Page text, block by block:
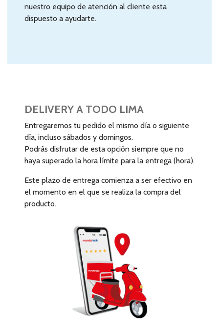
nuestro equipo de atención al cliente esta
dispuesto a ayudarte.
DELIVERY A TODO LIMA
Entregaremos tu pedido el mismo día o siguiente
día, incluso sábados y domingos.
Podrás disfrutar de esta opción siempre que no
haya superado la hora límite para la entrega (hora).
Este plazo de entrega comienza a ser efectivo en
el momento en el que se realiza la compra del
producto.